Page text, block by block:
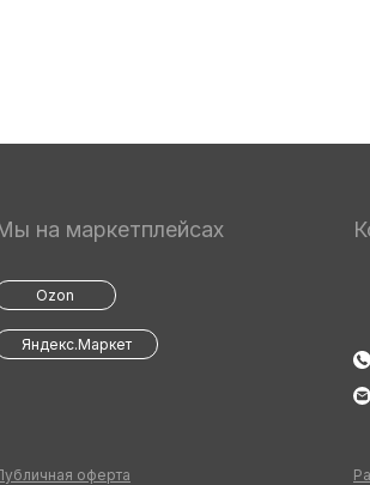
оферта
на маркетплейсах
Ozon
Яндекс.Маркет